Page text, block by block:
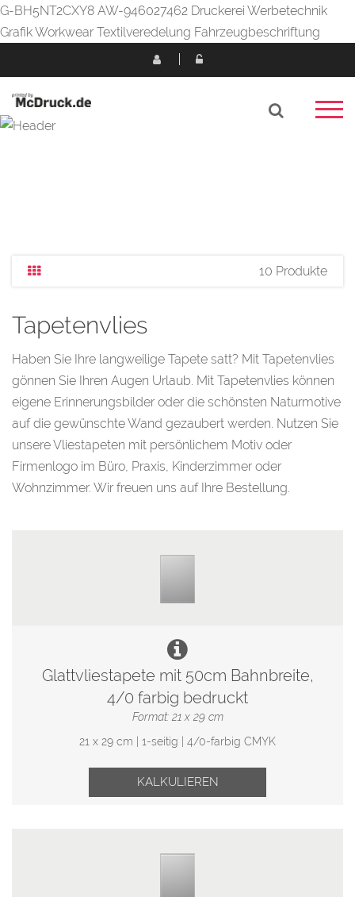
G-BH5NT2CXY8 AW-946027462 Druckerei Werbetechnik
Grafik Workwear Textilveredelung Fahrzeugbeschriftung
10 Produkte
Tapetenvlies
Haben Sie Ihre langweilige Tapete satt? Mit Tapetenvlies
gönnen Sie Ihren Augen Urlaub. Mit Tapetenvlies können
eigene Erinnerungsbilder oder die schönsten Naturmotive
auf die gewünschte Wand gezaubert werden. Nutzen Sie
unsere Vliestapeten mit persönlichem Motiv oder
Firmenlogo im Büro, Praxis, Kinderzimmer oder
Wohnzimmer. Wir freuen uns auf Ihre Bestellung.
Glattvliestapete mit 50cm Bahnbreite,
4/0 farbig bedruckt
Format: 21 x 29 cm
21 x 29 cm | 1-seitig | 4/0-farbig CMYK
KALKULIEREN